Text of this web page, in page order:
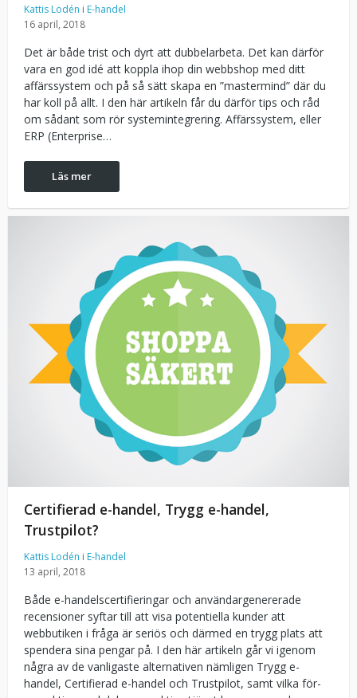
Kattis Lodén i E-handel
16 april, 2018
Det är både trist och dyrt att dubbelarbeta. Det kan därför
vara en god idé att koppla ihop din webbshop med ditt
affärssystem och på så sätt skapa en ”mastermind” där du
har koll på allt. I den här artikeln får du därför tips och råd
om sådant som rör systemintegrering. Affärssystem, eller
ERP (Enterprise…
Läs mer
Certifierad e-handel, Trygg e-handel,
Trustpilot?
Kattis Lodén i E-handel
13 april, 2018
Både e-handelscertifieringar och användargenererade
recensioner syftar till att visa potentiella kunder att
webbutiken i fråga är seriös och därmed en trygg plats att
spendera sina pengar på. I den här artikeln går vi igenom
några av de vanligaste alternativen nämligen Trygg e-
handel, Certifierad e-handel och Trustpilot, samt vilka för-